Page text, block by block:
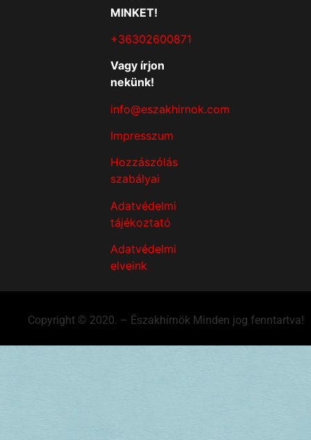
MINKET!
+36302600871
Vagy írjon
nekünk!
info@eszakhirnok.com
Impresszum
Hozzászólás
szabályai
Adatvédelmi
tájékoztató
Adatvédelmi
elveink
Copyright © 2020. – Északhírnök Minden jog fenntartva!